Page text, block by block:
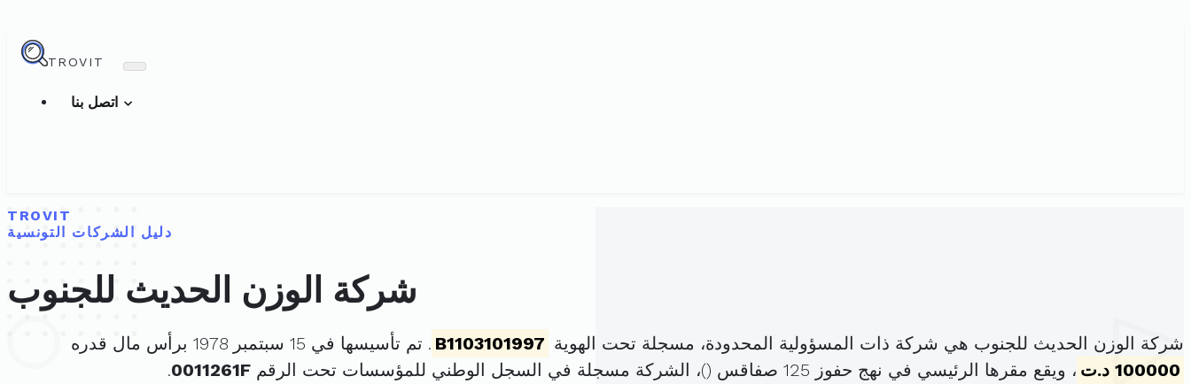
TROVIT
TROVIT
دليل الشركات التونسية
شركة الوزن الحديث للجنوب
شركة الوزن الحديث للجنوب هي شركة ذات المسؤولية المحدودة، مسجلة تحت الهوية B1103101997 . تم تأسيسها في 15 سبتمبر 1978 برأس مال قدره
100000 د.ت
، ويقع مقرها الرئيسي في نهج حفوز 125 صفاقس ( )، الشركة مسجلة في السجل الوطني للمؤسسات تحت الرقم 0011261F
.